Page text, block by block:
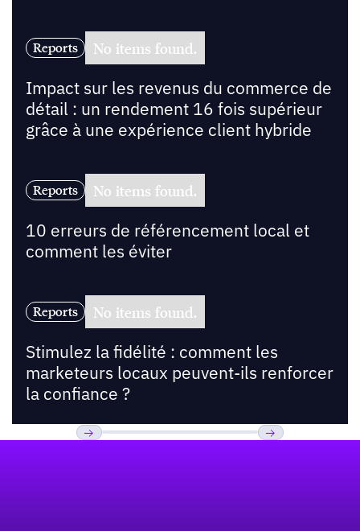
Reports No items found.
Impact sur les revenus du commerce de
détail : un rendement 16 fois supérieur
grâce à une expérience client hybride
Reports No items found.
10 erreurs de référencement local et
comment les éviter
Reports No items found.
Stimulez la fidélité : comment les
marketeurs locaux peuvent-ils renforcer
la confiance ?